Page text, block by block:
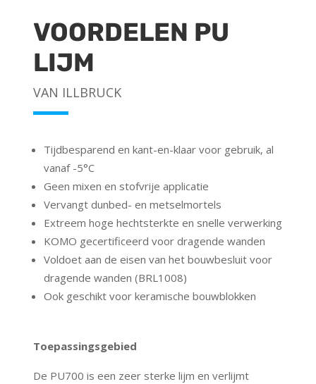
VOORDELEN PU
LIJM
VAN ILLBRUCK
Tijdbesparend en kant-en-klaar voor gebruik, al
vanaf -5°C
Geen mixen en stofvrije applicatie
Vervangt dunbed- en metselmortels
Extreem hoge hechtsterkte en snelle verwerking
KOMO gecertificeerd voor dragende wanden
Voldoet aan de eisen van het bouwbesluit voor
dragende wanden (BRL1008)
Ook geschikt voor keramische bouwblokken
Toepassingsgebied
De PU700 is een zeer sterke lijm en verlijmt